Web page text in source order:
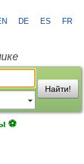
DE ES FR
Найти!
⚽